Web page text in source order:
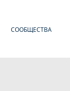
СООБЩЕСТВА